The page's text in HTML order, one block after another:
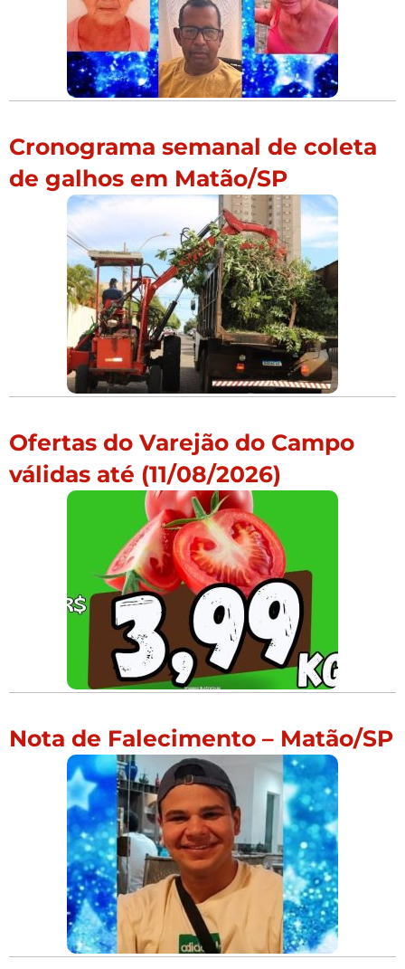
Cronograma semanal de coleta
de galhos em Matão/SP
Ofertas do Varejão do Campo
válidas até (11/08/2026)
Nota de Falecimento – Matão/SP